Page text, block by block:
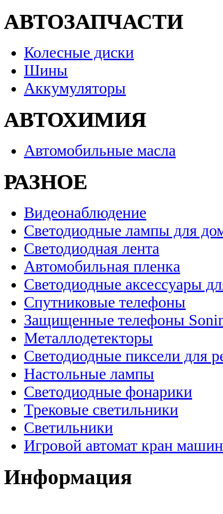
АВТОЗАПЧАСТИ
Колесные диски
Шины
Аккумуляторы
АВТОХИМИЯ
Автомобильные масла
РАЗНОЕ
Видеонаблюдение
Светодиодные лампы для
Светодиодная лента
Автомобильная пленка
Светодиодные аксессуары
Спутниковые телефоны
Защищенные телефоны
Металлодетекторы
Светодиодные пиксели для
Настольные лампы
Светодиодные фонарики
Трековые светильники
Светильники
Игровой автомат кран
Информация